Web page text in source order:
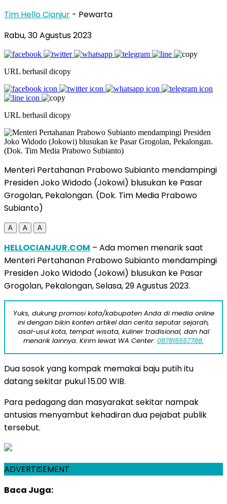
Tim Hello Cianjur - Pewarta
Rabu, 30 Agustus 2023
URL berhasil dicopy
URL berhasil dicopy
Menteri Pertahanan Prabowo Subianto mendampingi
Presiden Joko Widodo (Jokowi) blusukan ke Pasar
Grogolan, Pekalongan. (Dok. Tim Media Prabowo
Subianto)
A A A
HELLOCIANJUR.COM – Ada momen menarik saat
Menteri Pertahanan Prabowo Subianto mendampingi
Presiden Joko Widodo (Jokowi) blusukan ke Pasar
Grogolan, Pekalongan, Selasa, 29 Agustus 2023.
Yuks, dukung promosi kota/kabupaten Anda di media online
ini dengan bikin konten artikel dan cerita seputar sejarah,
asal-usul kota, tempat wisata, kuliner tradisional, dan hal
menarik lainnya. Kirim lewat WA Center: 087815557788.
Dua sosok yang kompak memakai baju putih itu
datang sekitar pukul 15.00 WIB.
Para pedagang dan masyarakat sekitar nampak
antusias menyambut kehadiran dua pejabat publik
tersebut.
ADVERTISEMENT
Baca Juga: